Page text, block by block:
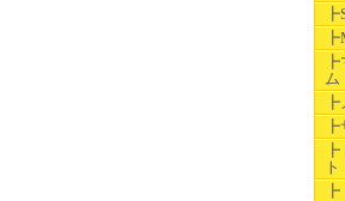
┣
ム
┣
┣
┣
ト
┣